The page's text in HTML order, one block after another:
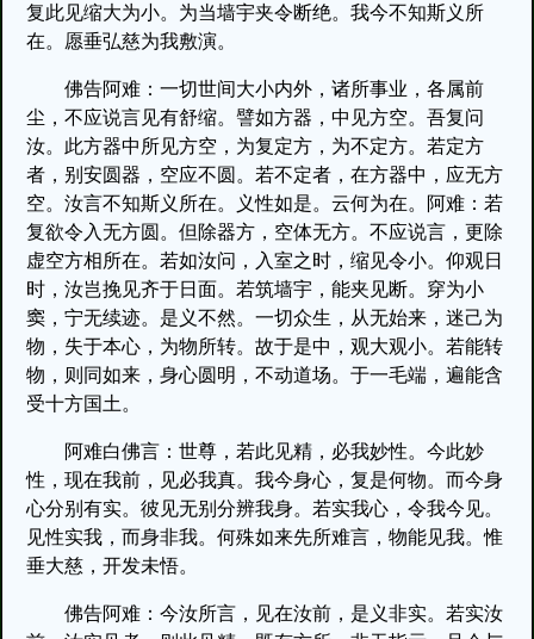
复此见缩大为小。为当墙宇夹令断绝。我今不知斯义所
在。愿垂弘慈为我敷演。
佛告阿难：一切世间大小内外，诸所事业，各属前
尘，不应说言见有舒缩。譬如方器，中见方空。吾复问
汝。此方器中所见方空，为复定方，为不定方。若定方
者，别安圆器，空应不圆。若不定者，在方器中，应无方
空。汝言不知斯义所在。义性如是。云何为在。阿难：若
复欲令入无方圆。但除器方，空体无方。不应说言，更除
虚空方相所在。若如汝问，入室之时，缩见令小。仰观日
时，汝岂挽见齐于日面。若筑墙宇，能夹见断。穿为小
窦，宁无续迹。是义不然。一切众生，从无始来，迷己为
物，失于本心，为物所转。故于是中，观大观小。若能转
物，则同如来，身心圆明，不动道场。于一毛端，遍能含
受十方国土。
阿难白佛言：世尊，若此见精，必我妙性。今此妙
性，现在我前，见必我真。我今身心，复是何物。而今身
心分别有实。彼见无别分辨我身。若实我心，令我今见。
见性实我，而身非我。何殊如来先所难言，物能见我。惟
垂大慈，开发未悟。
佛告阿难：今汝所言，见在汝前，是义非实。若实汝